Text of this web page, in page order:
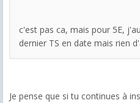
c'est pas ca, mais pour 5E,
dernier TS en date mais rien
Je pense que si tu continues à